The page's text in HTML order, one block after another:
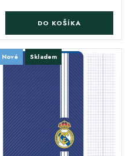
DO KOŠÍKA
Nové Skladem